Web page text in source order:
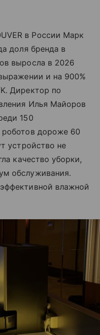
в России Марк
доля бренда в
выросла в 2026
и на 900%
Директор по
Илья Майоров
150
роботов дороже 60
устройство не
качество уборки,
обслуживания.
влажной